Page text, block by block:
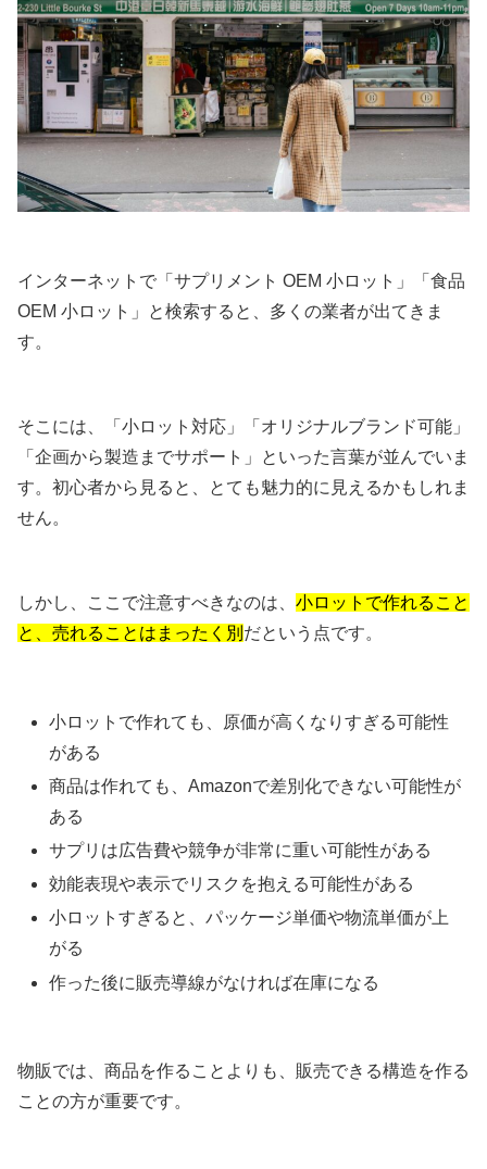
インターネットで「サプリメント OEM 小ロット」「食品
OEM 小ロット」と検索すると、多くの業者が出てきま
す。
そこには、「小ロット対応」「オリジナルブランド可能」
「企画から製造までサポート」といった言葉が並んでいま
す。初心者から見ると、とても魅力的に見えるかもしれま
せん。
しかし、ここで注意すべきなのは、 小ロットで作れること
と、売れることはまったく別 だという点です。
小ロットで作れても、原価が高くなりすぎる可能性
がある
商品は作れても、Amazonで差別化できない可能性が
ある
サプリは広告費や競争が非常に重い可能性がある
効能表現や表示でリスクを抱える可能性がある
小ロットすぎると、パッケージ単価や物流単価が上
がる
作った後に販売導線がなければ在庫になる
物販では、商品を作ることよりも、販売できる構造を作る
ことの方が重要です。